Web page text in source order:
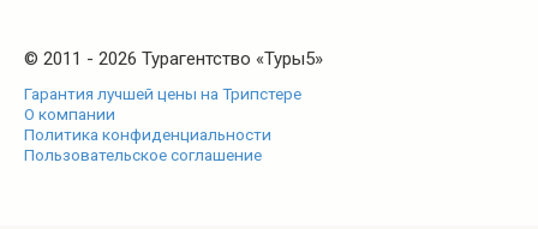
© 2011 - 2026 Турагентство «Туры5»
Гарантия лучшей цены на Трипстере
О компании
Политика конфиденциальности
Пользовательское соглашение